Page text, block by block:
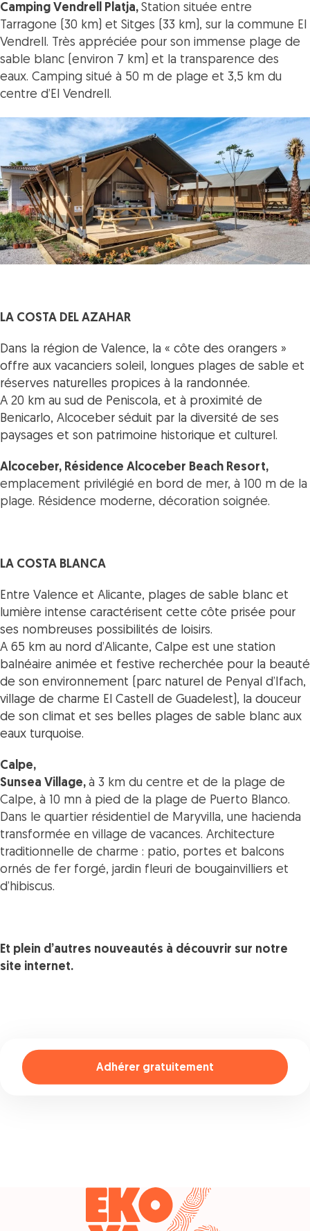
Adhérer gratuitement
Camping Vendrell Platja, Station située entre
Tarragone (30 km) et Sitges (33 km), sur la commune El
Vendrell. Très appréciée pour son immense plage de
sable blanc (environ 7 km) et la transparence des
eaux. Camping situé à 50 m de plage et 3,5 km du
centre d’El Vendrell.
LA COSTA DEL AZAHAR
Dans la région de Valence, la « côte des orangers »
offre aux vacanciers soleil, longues plages de sable et
réserves naturelles propices à la randonnée.
A 20 km au sud de Peniscola, et à proximité de
Benicarlo, Alcoceber séduit par la diversité de ses
paysages et son patrimoine historique et culturel.
Alcoceber, Résidence Alcoceber Beach Resort,
emplacement privilégié en bord de mer, à 100 m de la
plage. Résidence moderne, décoration soignée.
LA COSTA BLANCA
Entre Valence et Alicante, plages de sable blanc et
lumière intense caractérisent cette côte prisée pour
ses nombreuses possibilités de loisirs.
A 65 km au nord d’Alicante, Calpe est une station
balnéaire animée et festive recherchée pour la beauté
de son environnement (parc naturel de Penyal d’Ifach,
village de charme El Castell de Guadelest), la douceur
de son climat et ses belles plages de sable blanc aux
eaux turquoise.
Calpe,
Sunsea Village, à 3 km du centre et de la plage de
Calpe, à 10 mn à pied de la plage de Puerto Blanco.
Dans le quartier résidentiel de Maryvilla, une hacienda
transformée en village de vacances. Architecture
traditionnelle de charme : patio, portes et balcons
ornés de fer forgé, jardin fleuri de bougainvilliers et
d’hibiscus.
Et plein d’autres nouveautés à découvrir sur notre
site internet.